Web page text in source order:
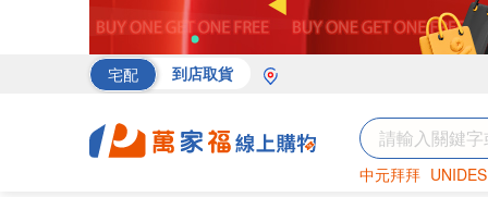
宅配 到店取貨
中元拜拜